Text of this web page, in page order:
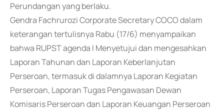
Perundangan yang berlaku.
Gendra Fachrurozi Corporate Secretary COCO dalam
keterangan tertulisnya Rabu (17/6) menyampaikan
bahwa RUPST agenda I Menyetujui dan mengesahkan
Laporan Tahunan dan Laporan Keberlanjutan
Perseroan, termasuk di dalamnya Laporan Kegiatan
Perseroan, Laporan Tugas Pengawasan Dewan
Komisaris Perseroan dan Laporan Keuangan Perseroan